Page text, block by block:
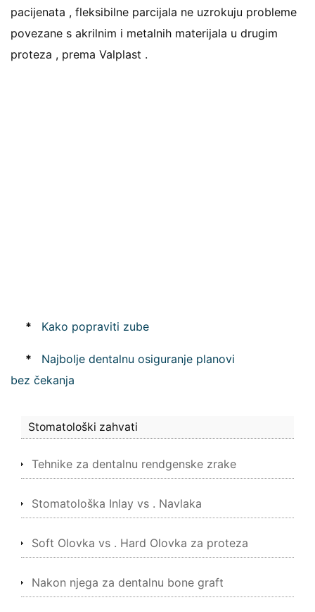
pacijenata , fleksibilne parcijala ne uzrokuju probleme
povezane s akrilnim i metalnih materijala u drugim
proteza , prema Valplast .
* Kako popraviti zube
*
Najbolje dentalnu osiguranje planovi
bez čekanja
Stomatološki zahvati
Tehnike za dentalnu rendgenske zrake
Stomatološka Inlay vs . Navlaka
Soft Olovka vs . Hard Olovka za proteza
Nakon njega za dentalnu bone graft